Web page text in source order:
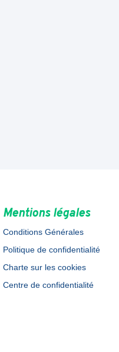
Mentions légales
Conditions Générales
Politique de confidentialité
Charte sur les cookies
Centre de confidentialité